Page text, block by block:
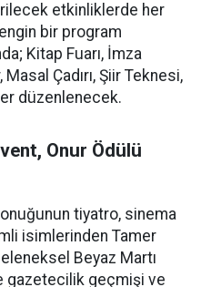
etkinliklerde her
bir program
Kitap Fuarı, İmza
Çadırı, Şiir Teknesi,
düzenlenecek.
Onur Ödülü
tiyatro, sinema
isimlerinden Tamer
Beyaz Martı
gazetecilik geçmişi ve